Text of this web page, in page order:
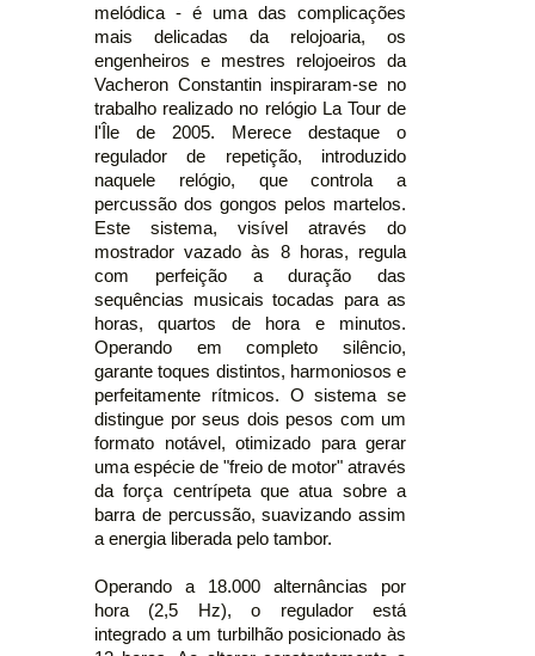
melódica - é uma das complicações
mais delicadas da relojoaria, os
engenheiros e mestres relojoeiros da
Vacheron Constantin inspiraram-se no
trabalho realizado no relógio La Tour de
l'Île de 2005. Merece destaque o
regulador de repetição, introduzido
naquele relógio, que controla a
percussão dos gongos pelos martelos.
Este sistema, visível através do
mostrador vazado às 8 horas, regula
com perfeição a duração das
sequências musicais tocadas para as
horas, quartos de hora e minutos.
Operando em completo silêncio,
garante toques distintos, harmoniosos e
perfeitamente rítmicos. O sistema se
distingue por seus dois pesos com um
formato notável, otimizado para gerar
uma espécie de "freio de motor" através
da força centrípeta que atua sobre a
barra de percussão, suavizando assim
a energia liberada pelo tambor.
Operando a 18.000 alternâncias por
hora (2,5 Hz), o regulador está
integrado a um turbilhão posicionado às